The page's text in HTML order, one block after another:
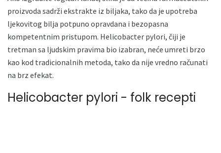
proizvoda sadrži ekstrakte iz biljaka, tako da je upotreba
ljekovitog bilja potpuno opravdana i bezopasna
kompetentnim pristupom. Helicobacter pylori, čiji je
tretman sa ljudskim pravima bio izabran, neće umreti brzo
kao kod tradicionalnih metoda, tako da nije vredno računati
na brz efekat.
Helicobacter pylori - folk recepti